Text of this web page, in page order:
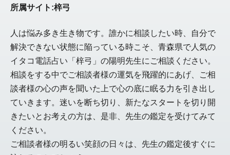
所属サイト:梓弓
人は悩み多き生き物です。誰かに相談したい時、自分で
解決できない状態に陥っている時こそ、青森県で人気の
イタコ電話占い「梓弓」の陽明先生にご相談ください。
相談をする中でご相談者様の運気を飛躍的にあげ、ご相
談者様の心の声を聞いた上で心の底に眠る力を引き出し
ていきます。迷いを断ち切り、新たなスタートを切り開
きたいとお考えの方は、是非、先生の鑑定を受けてみて
ください。
ご相談者様の明るい笑顔の日々は、先生の鑑定後すぐに